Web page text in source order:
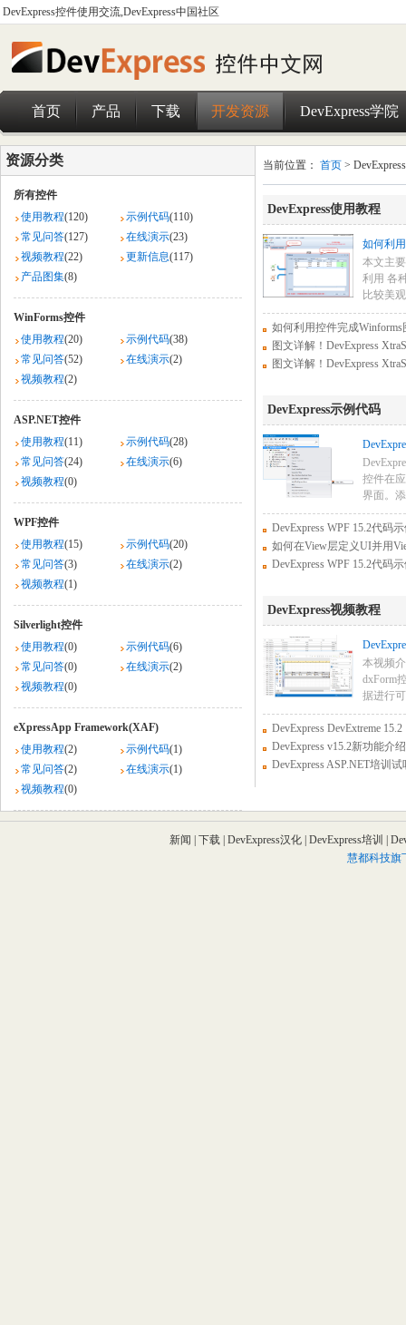
DevExpress控件使用交流,DevExpress中国社区
首页 产品 下载 开发资源 DevExpress学院
资源分类
所有控件
使用教程(120) 示例代码(110)
常见问答(127) 在线演示(23)
视频教程(22) 更新信息(117)
产品图集(8)
WinForms控件
使用教程(20) 示例代码(38)
常见问答(52) 在线演示(2)
视频教程(2)
ASP.NET控件
使用教程(11) 示例代码(28)
常见问答(24) 在线演示(6)
视频教程(0)
WPF控件
使用教程(15) 示例代码(20)
常见问答(3) 在线演示(2)
视频教程(1)
Silverlight控件
使用教程(0) 示例代码(6)
常见问答(0) 在线演示(2)
视频教程(0)
eXpressApp Framework(XAF)
使用教程(2) 示例代码(1)
常见问答(2) 在线演示(1)
视频教程(0)
当前位置： 首页 >
DevExpress使用教程
如何利
本文主
利用 各
比较美
如何利用控件完成
图文详解！DevExpress
图文详解！DevExpress
DevExpress示例代码
控件在
界面。
DevExpress WPF 15.2代码
如何在View层定义UI并用
DevExpress WPF 15.2代码
DevExpress视频教程
本视频
dxForm
据进行
DevExpress DevExtreme
DevExpress v15.2新功能介绍
DevExpress ASP.NET培训
新闻 下载| DevExpress汉化| DevExpress培训
慧都科技旗